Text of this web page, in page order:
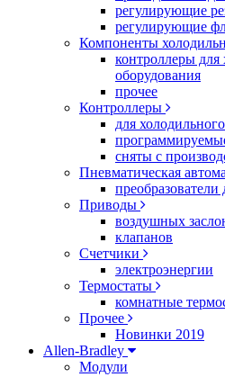
регулирующие
регулирующие
Компоненты
контроллеры для
оборудования
прочее
Контроллеры
для
сняты с
Пневматическая
преобразователи
Приводы
воздушных
клапанов
Счетчики
электроэнергии
Термостаты
комнатные
Прочее
Новинки 2019
Allen-Bradley
Модули